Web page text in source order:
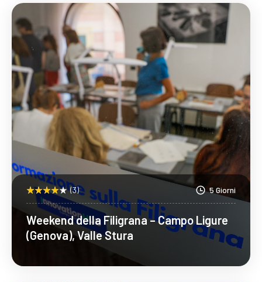
Scopri Di Più
(3) 5 Giorni
Weekend della Filigrana – Campo Ligure
(Genova), Valle Stura